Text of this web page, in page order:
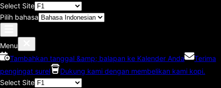
Select Site
Pilih bahasa
Menu
Tambahkan tanggal &amp; balapan ke Kalender Anda
Terima
pengingat surel
Dukung kami dengan membelikan kami kopi.
Select Site